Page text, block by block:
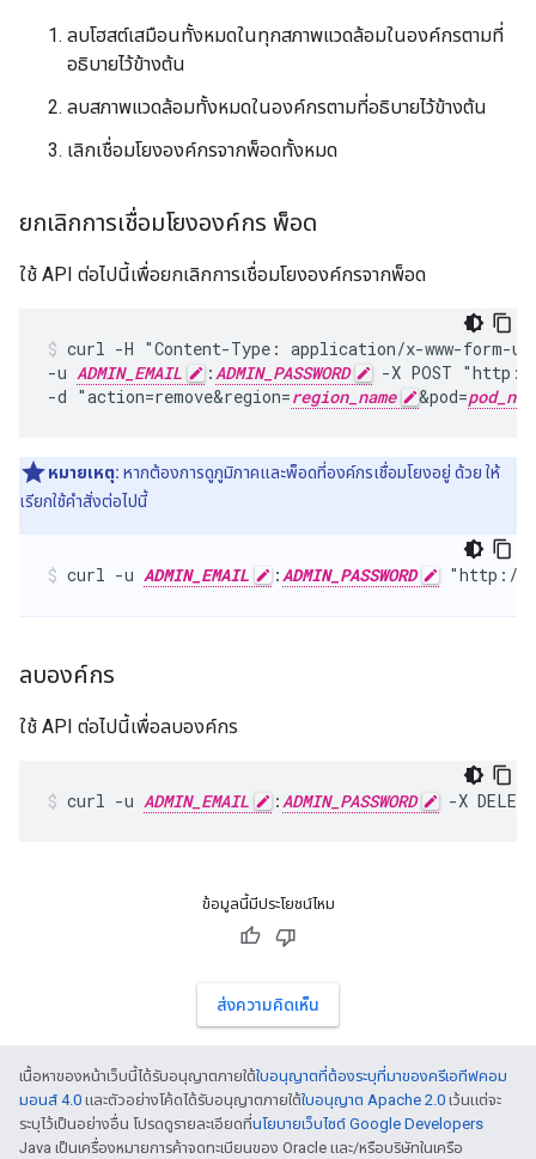
ลบโฮสต์เสมือนทั้งหมดในทุกสภาพแวดล้อมในองค์กรตามที่
อธิบายไว้ข้างต้น
ลบสภาพแวดล้อมทั้งหมดในองค์กรตามที่อธิบายไว้ข้างต้น
เลิกเชื่อมโยงองค์กรจากพ็อดทั้งหมด
ยกเลิกการเชื่อมโยงองค์กร พ็อด
ใช้ API ต่อไปนี้เพื่อยกเลิกการเชื่อมโยงองค์กรจากพ็อด
curl -H "Content-Type: application/x-www-form-
-u ADMIN_EMAIL :ADMIN_PASSWORD
-X POST
-d "action=remove&region=region_name &pod=
หมายเหตุ: หากต้องการดูภูมิภาคและพ็อดที่องค์กรเชื่อมโยงอยู่ ด้วย ให้
เรียกใช้คำสั่งต่อไปนี้
curl -u ADMIN_EMAIL :ADMIN_PASSWORD "http://
ลบองค์กร
ใช้ API ต่อไปนี้เพื่อลบองค์กร
curl -u ADMIN_EMAIL :ADMIN_PASSWORD -X
ข้อมูลนี้มีประโยชน์ไหม
ส่งความคิดเห็น
เนื้อหาของหน้าเว็บนี้ได้รับอนุญาตภายใต้ใบอนุญาตที่ต้องระบุที่มาของครีเอทีฟคอม
มอนส์ 4.0 และตัวอย่างโค้ดได้รับอนุญาตภายใต้ใบอนุญาต Apache 2.0 เว้นแต่จะ
ระบุไว้เป็นอย่างอื่น โปรดดูรายละเอียดที่นโยบายเว็บไซต์ Google Developers
Java เป็นเครื่องหมายการค้าจดทะเบียนของ Oracle และ/หรือบริษัทในเครือ